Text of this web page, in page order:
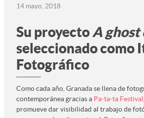
14 mayo, 2018
Su proyectoA ghost
seleccionado como
Fotográfico
Como cada año, Granada se llena de
contemporánea gracias a Pa-ta-ta Festival
promueve dar visibilidad al trabajo de